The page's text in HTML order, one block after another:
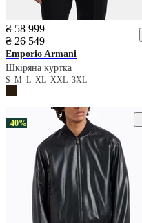
₴ 58 999
₴ 26 549
Emporio Armani
Шкіряна куртка
S M L XL XXL 3XL
−40%